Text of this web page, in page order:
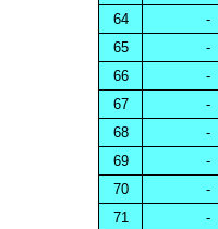
64
-
65
-
66
-
67
-
68
-
69
-
70
-
71
-